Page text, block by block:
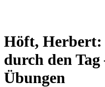
Höft, Herbert:
durch den Tag
Übungen